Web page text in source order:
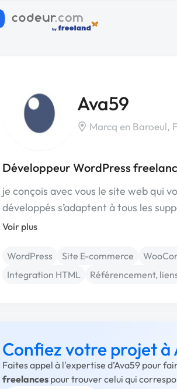
Ava59
Marcq en Baroeul,
Développeur WordPress
je conçois avec vous le site web qui
développés s’adaptent à tous les
Voir plus
WordPress Site E-commerce
Integration HTML
Référencement,
Confiez votre projet à
Faites appel à l'expertise d’Ava59 pour
freelances pour trouver celui qui